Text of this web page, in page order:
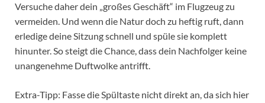
Versuche daher dein „großes Geschäft“ im Flugzeug zu
vermeiden. Und wenn die Natur doch zu heftig ruft, dann
erledige deine Sitzung schnell und spüle sie komplett
hinunter. So steigt die Chance, dass dein Nachfolger keine
unangenehme Duftwolke antrifft.
Extra-Tipp: Fasse die Spültaste nicht direkt an, da sich hier